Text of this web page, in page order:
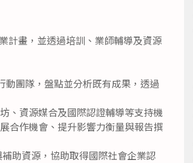
計畫，並透過培訓、業師輔導及資源
動團隊，盤點並分析既有成果，透過
、資源媒合及國際認證輔導等支持機
合作機會、提升影響力衡量與報告撰
助資源，協助取得國際社會企業認